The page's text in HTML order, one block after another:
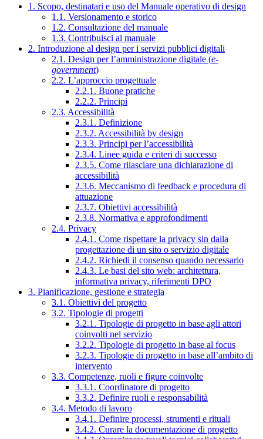
1. Scopo, destinatari e uso del Manuale operativo di design
1.1. Versionamento e storico
1.2. Consultazione del manuale
1.3. Contribuisci al manuale
2. Introduzione al design per i servizi pubblici digitali
2.1. Design per l’amministrazione digitale (e-
government)
2.2. L’approccio progettuale
2.2.1. Buone pratiche
2.2.2. Principi
2.3. Accessibilità
2.3.1. Definizione
2.3.2. Accessibilità by design
2.3.3. Principi per l’accessibilità
2.3.4. Linee guida e criteri di successo
2.3.5. Come rilasciare una dichiarazione di
accessibilità
2.3.6. Meccanismo di feedback e procedura di
attuazione
2.3.7. Obiettivi accessibilità
2.3.8. Normativa e approfondimenti
2.4. Privacy
2.4.1. Come rispettare la privacy sin dalla
progettazione di un sito o servizio digitale
2.4.2. Richiedi il consenso quando necessario
2.4.3. Le basi del sito web: architettura,
informativa privacy, riferimenti DPO
3. Pianificazione, gestione e strategia
3.1. Obiettivi del progetto
3.2. Tipologie di progetti
3.2.1. Tipologie di progetto in base agli attori
coinvolti nel servizio
3.2.2. Tipologie di progetto in base al focus
3.2.3. Tipologie di progetto in base all’ambito di
intervento
3.3. Competenze, ruoli e figure coinvolte
3.3.1. Coordinatore di progetto
3.3.2. Definire ruoli e responsabilità
3.4. Metodo di lavoro
3.4.1. Definire processi, strumenti e rituali
3.4.2. Curare la documentazione di progetto